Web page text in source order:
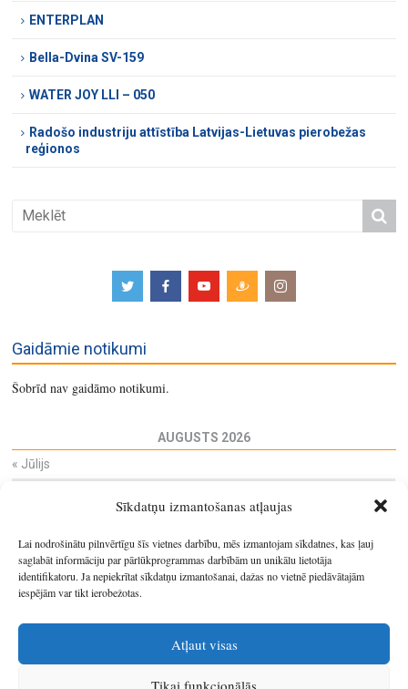
Sīkdatņu izmantošanas atļaujas
Lai nodrošinātu pilnvērtīgu šīs vietnes darbību, mēs izmantojam sīkdatnes, kas ļauj
saglabāt informāciju par pārlūkprogrammas darbībām un unikālu lietotāja
identifikatoru. Ja nepiekrītat sīkdatņu izmantošanai, dažas no vietnē piedāvātajām
iespējām var tikt ierobežotas.
Atļaut visas
Tikai funkcionālās
ENTERPLAN
Bella-Dvina SV-159
WATER JOY LLI – 050
Radošo industriju attīstība Latvijas-Lietuvas pierobežas
reģionos
Gaidāmie notikumi
Šobrīd nav gaidāmo notikumi.
AUGUSTS 2026
« Jūlijs
29 30 31 1
12 14 15
17
18 19 20 21 22
23
24
25 26
31
1 2 3 4 5 6